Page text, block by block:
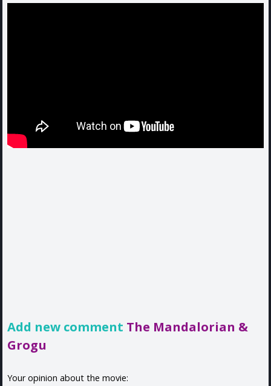
Add new comment The Mandalorian &
Grogu
Your opinion about the movie: